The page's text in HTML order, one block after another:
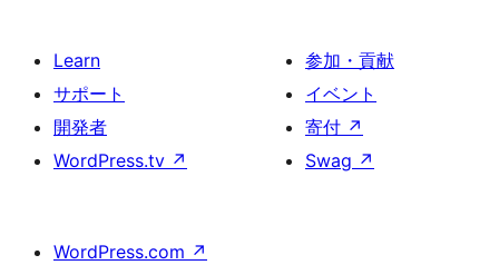
Learn
サポート
開発者
WordPress.tv ↗
参加・貢献
イベント
寄付 ↗
Swag ↗
WordPress.com ↗